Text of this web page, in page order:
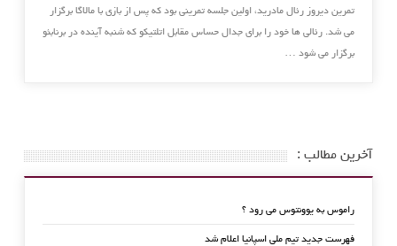
تمرین دیروز رئال مادرید، اولین جلسه تمرینی بود که پس از بازی با مالاگا برگزار
می شد. رئالی ها خود را برای جدال حساس مقابل اتلتیکو که شنبه آینده در برنابئو
برگزار می شود …
آخرین مطالب :
راموس به یوونتوس می رود ؟
فهرست جدید تیم ملی اسپانیا اعلام شد